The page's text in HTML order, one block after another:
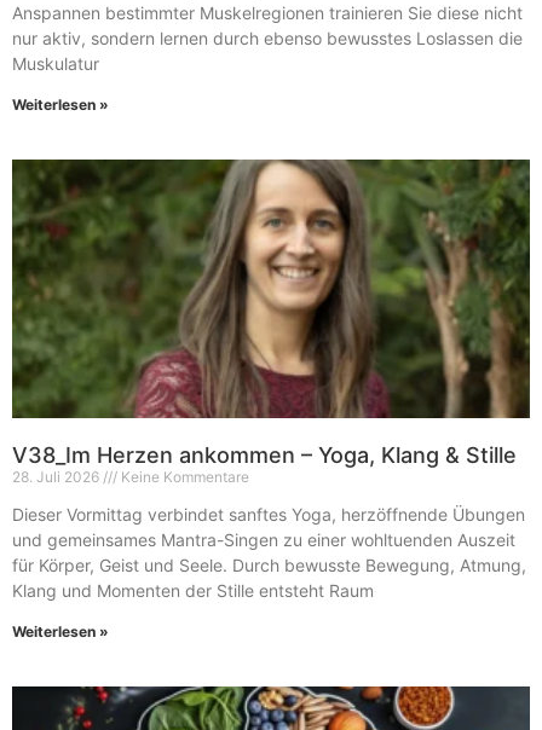
Anspannen bestimmter Muskelregionen trainieren Sie diese nicht
nur aktiv, sondern lernen durch ebenso bewusstes Loslassen die
Muskulatur
Weiterlesen »
V38_Im Herzen ankommen – Yoga, Klang & Stille
28. Juli 2026 Keine Kommentare
Dieser Vormittag verbindet sanftes Yoga, herzöffnende Übungen
und gemeinsames Mantra-Singen zu einer wohltuenden Auszeit
für Körper, Geist und Seele. Durch bewusste Bewegung, Atmung,
Klang und Momenten der Stille entsteht Raum
Weiterlesen »